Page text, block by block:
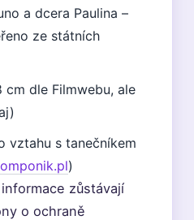
a dcera Paulina –
ze státních
cm dle Filmwebu, ale
vztahu s tanečníkem
)
zůstávají
o ochraně